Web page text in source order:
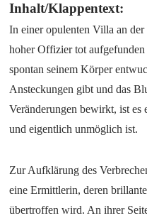
Inhalt/Klappentext:
In einer opulenten Villa an
hoher Offizier tot
spontan seinem Körper
Ansteckungen gibt und das
Veränderungen bewirkt, ist
und eigentlich unmöglich ist.
Zur Aufklärung des
eine Ermittlerin, deren
übertroffen wird. An ihrer